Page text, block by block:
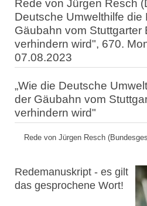
Rede von Jürgen Resch
Deutsche Umwelthilfe die
Gäubahn vom Stuttgarter
verhindern wird", 670.
07.08.2023
„Wie die Deutsche
der Gäubahn vom
verhindern wird"
Rede von Jürgen Resch
Redemanuskript - es gilt
das gesprochene Wort!